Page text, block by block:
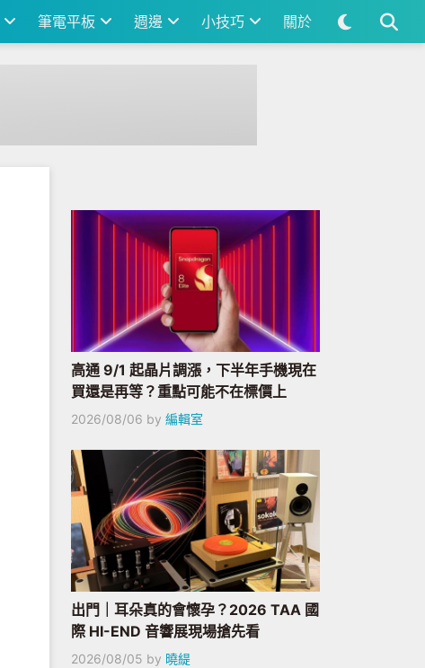
筆電平板 週邊 小技巧 關於
高通 9/1 起晶片調漲，下半年手機現在
買還是再等？重點可能不在標價上
2026/08/06 by 編輯室
出門｜耳朵真的會懷孕？2026 TAA 國
際 HI-END 音響展現場搶先看
2026/08/05 by 曉緹